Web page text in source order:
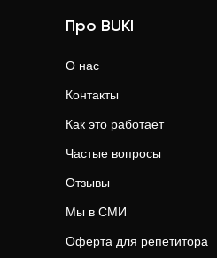
Про BUKI
О нас
Контакты
Как это работает
Частые вопросы
Отзывы
Мы в СМИ
Оферта для репетитора